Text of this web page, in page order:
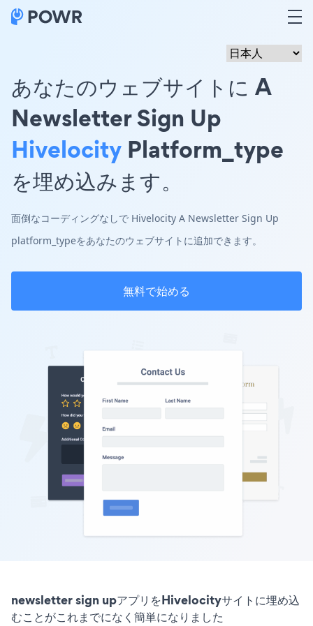
あなたのウェブサイトに A
Newsletter Sign Up
Hivelocity Platform_type
を埋め込みます。
面倒なコーディングなしで Hivelocity A Newsletter Sign Up
platform_typeをあなたのウェブサイトに追加できます。
無料で始める
newsletter sign upアプリをHivelocityサイトに埋め込
むことがこれまでになく簡単になりました